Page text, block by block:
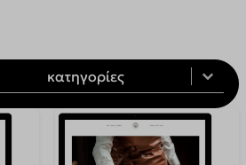
Categories